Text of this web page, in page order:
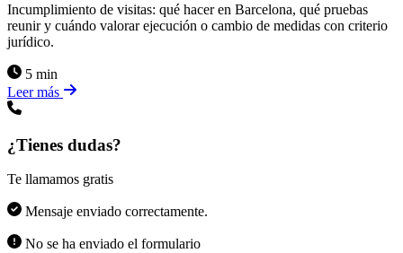
Incumplimiento de visitas: qué hacer en Barcelona, qué pruebas
reunir y cuándo valorar ejecución o cambio de medidas con criterio
jurídico.
5 min
Leer más
¿Tienes dudas?
Te llamamos gratis
Mensaje enviado correctamente.
No se ha enviado el formulario